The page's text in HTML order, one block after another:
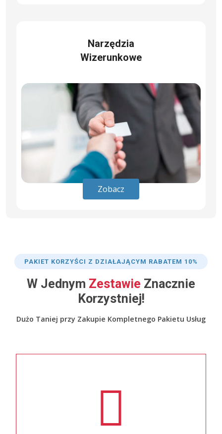
Narzędzia
Wizerunkowe
Zobacz
PAKIET KORZYŚCI Z DZIAŁAJĄCYM RABATEM 10%
W Jednym Zestawie Znacznie
Korzystniej!
Dużo Taniej przy Zakupie Kompletnego Pakietu Usług